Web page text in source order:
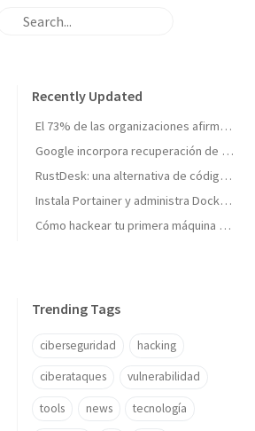
Recently Updated
El 73% de las organizaciones afirma no estar totalmente preparada para un ciberataque importante
Google incorpora recuperación de cuentas con vídeo selfie: así funciona la nueva verificación de identidad
RustDesk: una alternativa de código abierto para el acceso remoto seguro
Instala Portainer y administra Docker desde una interfaz web
Cómo hackear tu primera máquina en Hack The Box: Meow paso a paso
Trending Tags
ciberseguridad hacking
ciberataques vulnerabilidad
tools news tecnología